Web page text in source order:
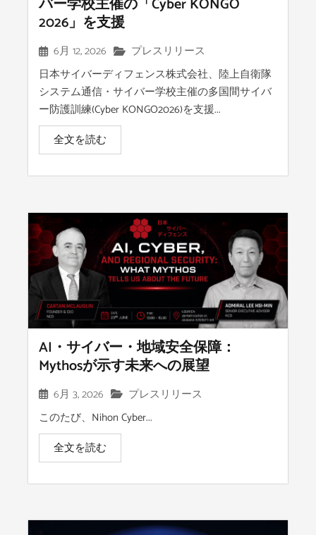
バー学校主催の「Cyber KONGO
2026」を支援
6月 12, 2026
プレスリリース
日本サイバーディフェンス株式会社、陸上自衛隊
システム通信・サイバー学校主催の多国間サイバ
ー防護訓練(Cyber KONGO2026)を支援...
全文を読む
AI・サイバー・地域安全保障：
Mythosが示す未来への展望
6月 3, 2026
プレスリリース
このたび、Nihon Cyber...
全文を読む